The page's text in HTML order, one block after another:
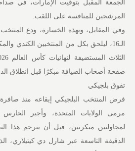
الجمعة المقبل بتوقيت الإمارات، في
المرشحين للمنافسة على اللقب.
وفي المقابل، وبهذه الخسارة، ودع
الـ16، ليلحق بكل من المنتخبين الكندي
صفحة أصحاب الضيافة مبكرًا قبل انطلاق
تفوق بلجيكي
فرض المنتخب البلجيكي إيقاعه منذ
مرمى الولايات المتحدة، وأجبر
لمحاولتين مبكرتين، قبل أن يترجم هذا
الدقيقة التاسعة عبر شارل دي كيتيلاري،